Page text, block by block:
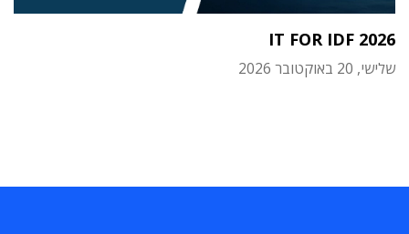
IT FOR IDF 2026
שלישי, 20 באוקטובר 2026